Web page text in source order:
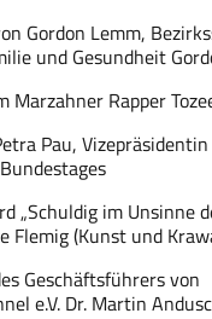
Gordon Lemm,
und Gesundheit
Rapper
Pau, Vizepräsidentin
„Schuldig im Unsinne
Flemig (Kunst und
Geschäftsführers von
e.V. Dr. Martin